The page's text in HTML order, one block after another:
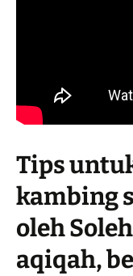
Tips
kambing
oleh
aqiqah,